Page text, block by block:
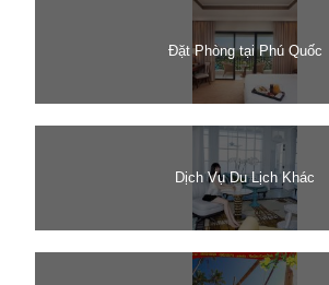
Đặt Phòng tại Phú Quốc
Dịch Vụ Du Lịch Khác